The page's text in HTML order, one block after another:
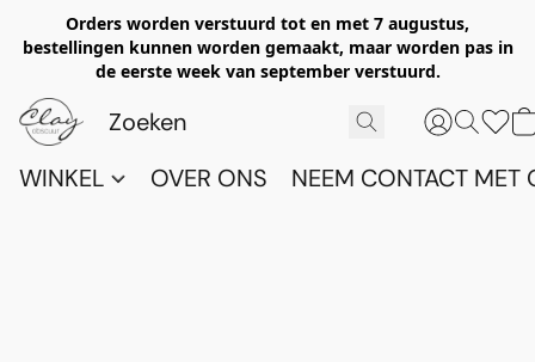
Orders worden verstuurd tot en met 7 augustus,
bestellingen kunnen worden gemaakt, maar worden pas in
de eerste week van september verstuurd.
WINKEL OVER ONS NEEM CONTACT MET